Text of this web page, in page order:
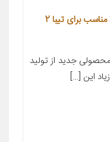
گل پخش کن خودرو مدل SHA2020 مناسب برای تیبا 2
محصول گل پخش کن تیبا ۲ محصولی جدید از تولید
این […]